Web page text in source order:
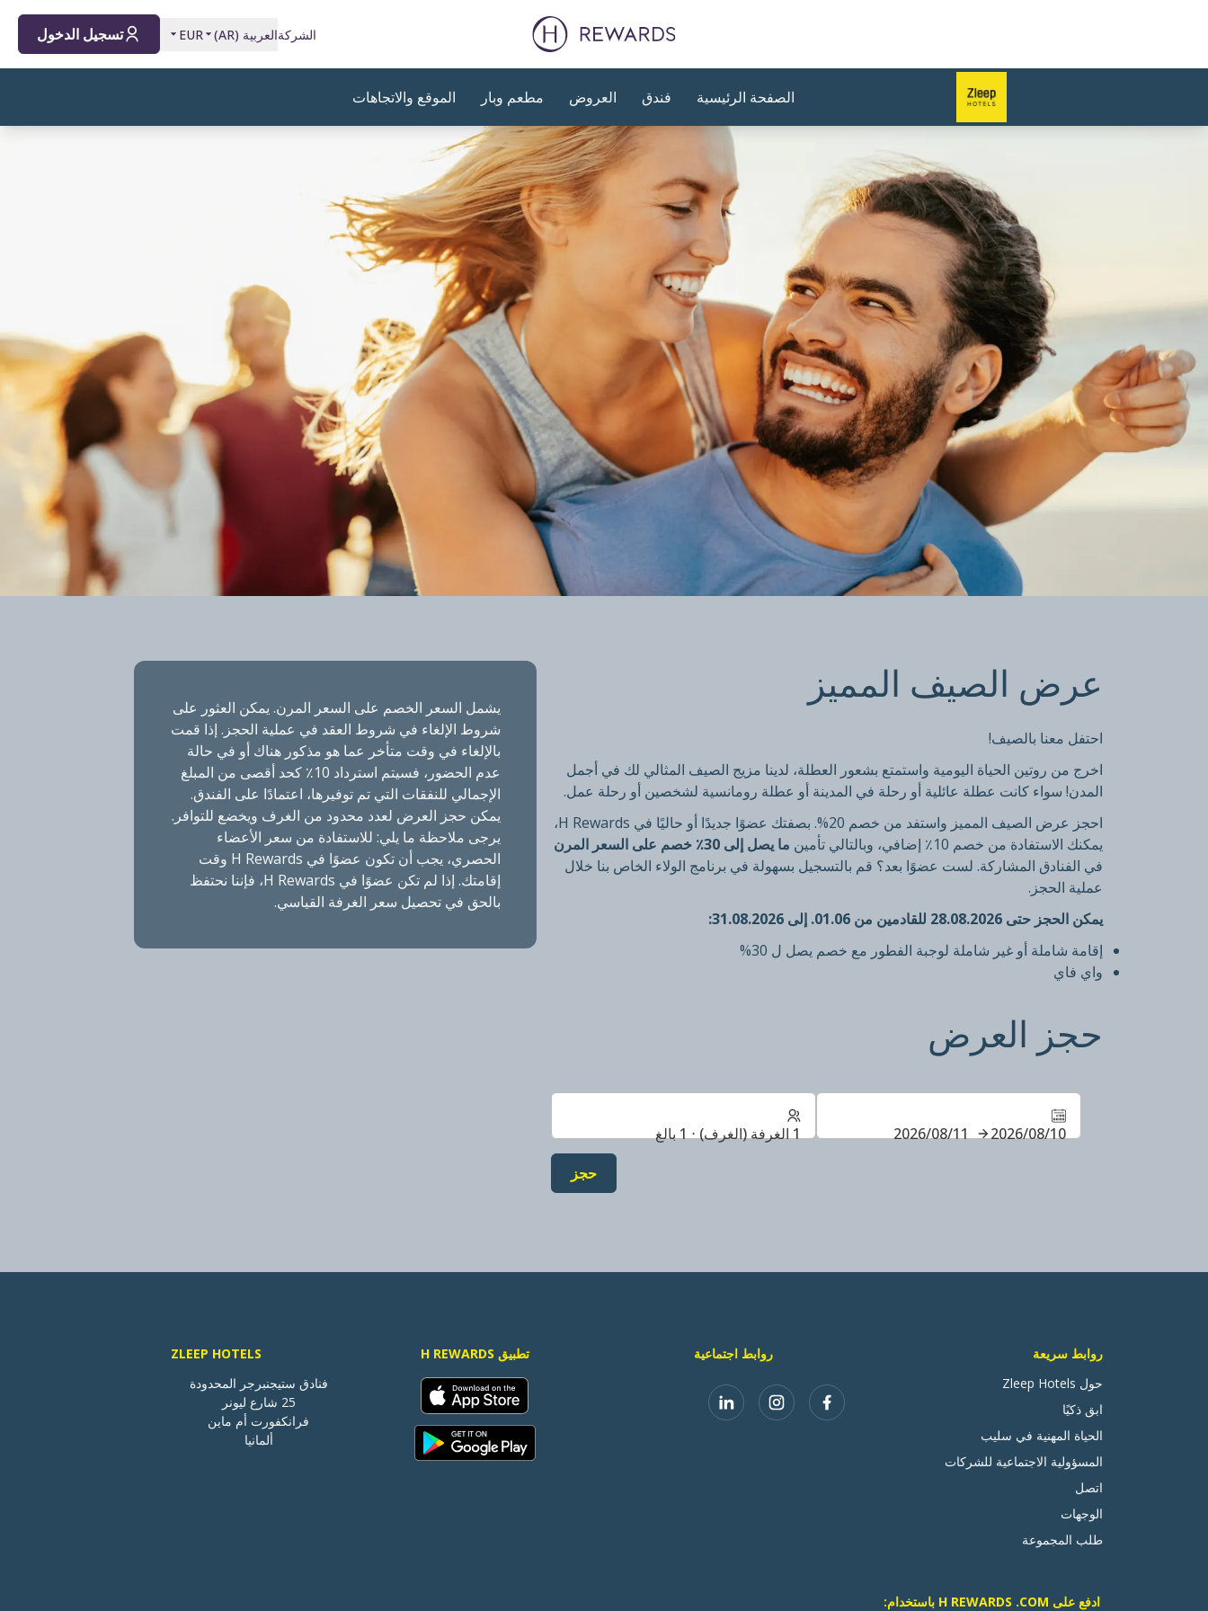
الشركةالعربية (
AR
)
EUR تسجيل الدخول
الصفحة الرئيسية فندق العروض مطعم وبار الموقع والاتجاهات
إقامة شاملة أو غير شاملة لوجبة الفطور
عرض الصيف المميز
احتفل معنا بالصيف!
اخرج من روتين الحياة اليومية واستمتع بشعور العطلة، لدينا مزيج الصيف المثالي لك في أجمل
المدن! سواء كانت عطلة عائلية أو رحلة في المدينة أو عطلة رومانسية لشخصين أو رحلة عمل.
احجز عرض الصيف المميز واستفد من خصم 20%. بصفتك عضوًا جديدًا أو حاليًا في H Rewards،
يمكنك الاستفادة من خصم 10٪ إضافي، وبالتالي تأمين
ما يصل إلى 30٪ خصم على السعر المرن
في الفنادق المشاركة. لست عضوًا بعد؟ قم بالتسجيل بسهولة في برنامج الولاء الخاص بنا خلال
عملية الحجز.
يمكن الحجز حتى 28.08.2026 للقادمين من 01.06. إلى 31.08.2026:
إقامة شاملة أو غير شاملة لوجبة الفطور مع خصم يصل ل 30%
واي فاي
حجز العرض
10‏/08‏/2026
11‏/08‏/2026
1 الغرفة (الغرف) ⋅ 1 بالغ
حجز
يشمل السعر الخصم على السعر المرن. يمكن العثور على
شروط الإلغاء في شروط العقد في عملية الحجز. إذا قمت
بالإلغاء في وقت متأخر عما هو مذكور هناك أو في حالة
عدم الحضور، فسيتم استرداد 10٪ كحد أقصى من المبلغ
الإجمالي للنفقات التي تم توفيرها، اعتمادًا على الفندق.
يمكن حجز العرض لعدد محدود من الغرف ويخضع للتوافر.
يرجى ملاحظة ما يلي: للاستفادة من سعر الأعضاء
الحصري، يجب أن تكون عضوًا في H Rewards وقت
إقامتك. إذا لم تكن عضوًا في H Rewards، فإننا نحتفظ
بالحق في تحصيل سعر الغرفة القياسي.
روابط سريعة
حول Zleep Hotels
ابق ذكيًا
الحياة المهنية في سليب
المسؤولية الاجتماعية للشركات
اتصل
الوجهات
طلب المجموعة
روابط اجتماعية تطبيق H REWARDS
ZLEEP HOTELS
ألمانيا
ادفع على H REWARDS .COM باستخدام: